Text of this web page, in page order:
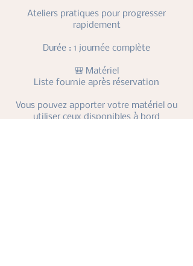
Ateliers pratiques pour progresser
rapidement
Durée : 1 journée complète
🎒 Matériel
Liste fournie après réservation
Vous pouvez apporter votre matériel ou
utiliser ceux disponibles à bord